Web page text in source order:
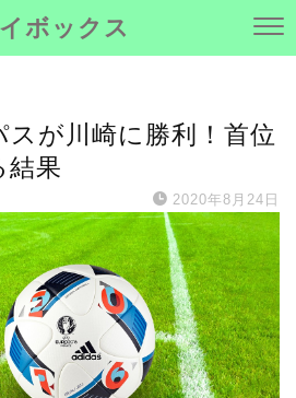
ボックス
が川崎に勝利！首位
結果
2020年8月24日